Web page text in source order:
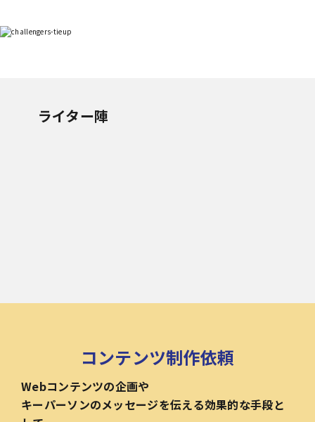
ライター陣
コンテンツ制作依頼
Webコンテンツの企画や
キーパーソンのメッセージを伝える効果的な手段と